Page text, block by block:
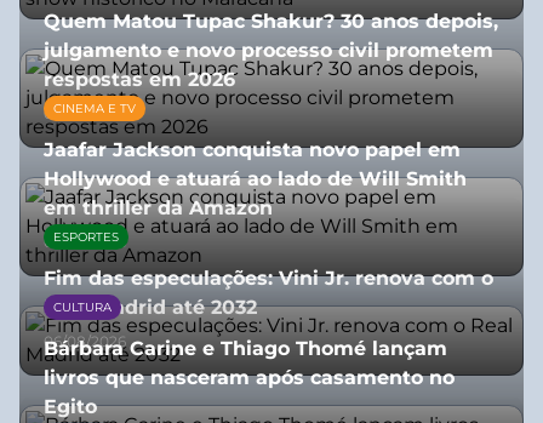
Quem Matou Tupac Shakur? 30 anos depois,
julgamento e novo processo civil prometem
respostas em 2026
05/08/2026
CINEMA E TV
Jaafar Jackson conquista novo papel em
Hollywood e atuará ao lado de Will Smith
em thriller da Amazon
06/08/2026
ESPORTES
Fim das especulações: Vini Jr. renova com o
Real Madrid até 2032
06/08/2026
CULTURA
Bárbara Carine e Thiago Thomé lançam
livros que nasceram após casamento no
Egito